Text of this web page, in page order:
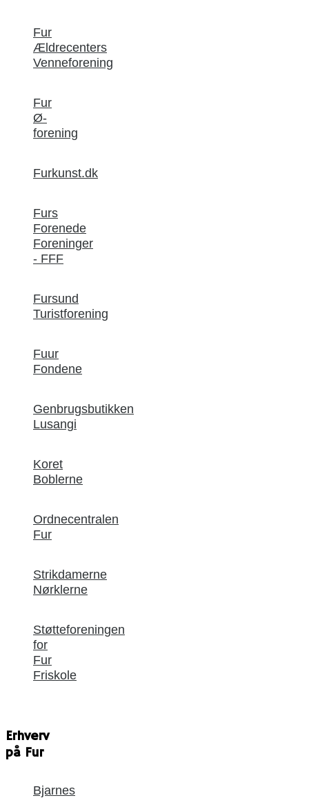
Fur
Ældrecenters
Venneforening
Fur
Ø-
forening
Furkunst.dk
Furs
Forenede
Foreninger
- FFF
Fursund
Turistforening
Fuur
Fondene
Genbrugsbutikken
Lusangi
Koret
Boblerne
Ordnecentralen
Fur
Strikdamerne
Nørklerne
Støtteforeningen
for
Fur
Friskole
Erhverv
på Fur
Bjarnes